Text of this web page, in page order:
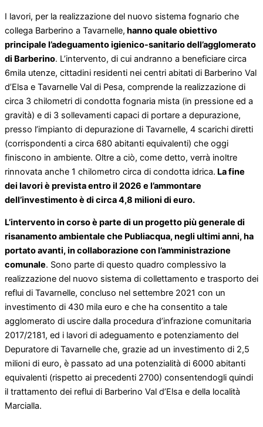
I lavori, per la realizzazione del nuovo sistema fognario che
collega Barberino a Tavarnelle, hanno quale obiettivo
principale l’adeguamento igienico-sanitario dell’agglomerato
di Barberino. L’intervento, di cui andranno a beneficiare circa
6mila utenze, cittadini residenti nei centri abitati di Barberino Val
d’Elsa e Tavarnelle Val di Pesa, comprende la realizzazione di
circa 3 chilometri di condotta fognaria mista (in pressione ed a
gravità) e di 3 sollevamenti capaci di portare a depurazione,
presso l’impianto di depurazione di Tavarnelle, 4 scarichi diretti
(corrispondenti a circa 680 abitanti equivalenti) che oggi
finiscono in ambiente. Oltre a ciò, come detto, verrà inoltre
rinnovata anche 1 chilometro circa di condotta idrica. La fine
dei lavori è prevista entro il 2026 e l’ammontare
dell’investimento è di circa 4,8 milioni di euro.
L’intervento in corso è parte di un progetto più generale di
risanamento ambientale che Publiacqua, negli ultimi anni, ha
portato avanti, in collaborazione con l’amministrazione
comunale. Sono parte di questo quadro complessivo la
realizzazione del nuovo sistema di collettamento e trasporto dei
reflui di Tavarnelle, concluso nel settembre 2021 con un
investimento di 430 mila euro e che ha consentito a tale
agglomerato di uscire dalla procedura d’infrazione comunitaria
2017/2181, ed i lavori di adeguamento e potenziamento del
Depuratore di Tavarnelle che, grazie ad un investimento di 2,5
milioni di euro, è passato ad una potenzialità di 6000 abitanti
equivalenti (rispetto ai precedenti 2700) consentendogli quindi
il trattamento dei reflui di Barberino Val d’Elsa e della località
Marcialla.